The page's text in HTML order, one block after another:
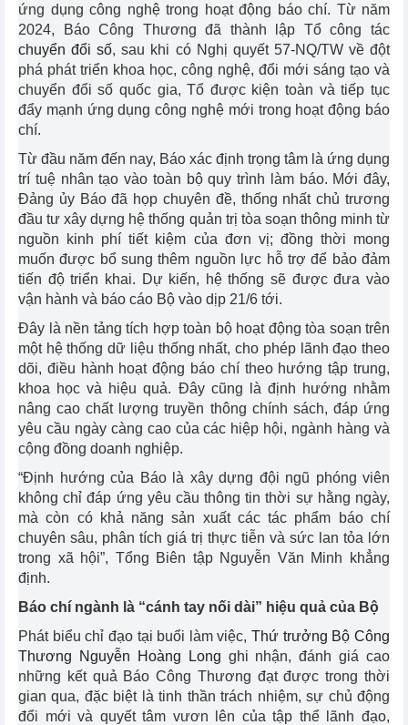
ứng dụng công nghệ trong hoạt động báo chí. Từ năm
2024, Báo Công Thương đã thành lập Tổ công tác
chuyển đổi số, sau khi có Nghị quyết 57-NQ/TW về đột
phá phát triển khoa học, công nghệ, đổi mới sáng tạo và
chuyển đổi số quốc gia, Tổ được kiện toàn và tiếp tục
đẩy mạnh ứng dụng công nghệ mới trong hoạt động báo
chí.
Từ đầu năm đến nay, Báo xác định trọng tâm là ứng dụng
trí tuệ nhân tạo vào toàn bộ quy trình làm báo. Mới đây,
Đảng ủy Báo đã họp chuyên đề, thống nhất chủ trương
đầu tư xây dựng hệ thống quản trị tòa soạn thông minh từ
nguồn kinh phí tiết kiệm của đơn vị; đồng thời mong
muốn được bổ sung thêm nguồn lực hỗ trợ để bảo đảm
tiến độ triển khai. Dự kiến, hệ thống sẽ được đưa vào
vận hành và báo cáo Bộ vào dịp 21/6 tới.
Đây là nền tảng tích hợp toàn bộ hoạt động tòa soạn trên
một hệ thống dữ liệu thống nhất, cho phép lãnh đạo theo
dõi, điều hành hoạt động báo chí theo hướng tập trung,
khoa học và hiệu quả. Đây cũng là định hướng nhằm
nâng cao chất lượng truyền thông chính sách, đáp ứng
yêu cầu ngày càng cao của các hiệp hội, ngành hàng và
cộng đồng doanh nghiệp.
“Định hướng của Báo là xây dựng đội ngũ phóng viên
không chỉ đáp ứng yêu cầu thông tin thời sự hằng ngày,
mà còn có khả năng sản xuất các tác phẩm báo chí
chuyên sâu, phân tích giá trị thực tiễn và sức lan tỏa lớn
trong xã hội”, Tổng Biên tập Nguyễn Văn Minh khẳng
định.
Báo chí ngành là “cánh tay nối dài” hiệu quả của Bộ
Phát biểu chỉ đạo tại buổi làm việc,Thứ trưởng Bộ Công
Thương Nguyễn Hoàng Long ghi nhận, đánh giá cao
những kết quả Báo Công Thương đạt được trong thời
gian qua, đặc biệt là tinh thần trách nhiệm, sự chủ động
đổi mới và quyết tâm vươn lên của tập thể lãnh đạo,